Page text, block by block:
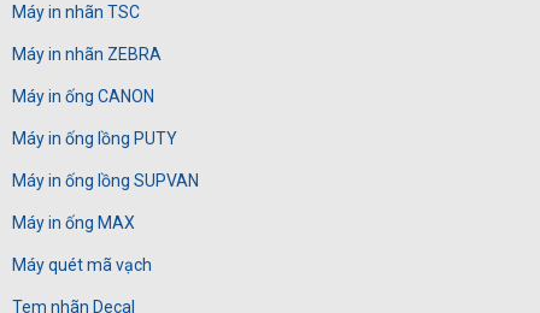
Máy in nhãn TSC
Máy in nhãn ZEBRA
Máy in ống CANON
Máy in ống lồng PUTY
Máy in ống lồng SUPVAN
Máy in ống MAX
Máy quét mã vạch
Tem nhãn Decal